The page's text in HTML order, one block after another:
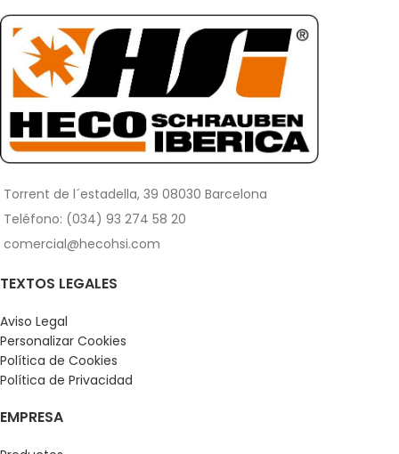
Torrent de l´estadella, 39 08030 Barcelona
Teléfono: (034) 93 274 58 20
comercial@hecohsi.com
TEXTOS LEGALES
Aviso Legal
Personalizar Cookies
Política de Cookies
Política de Privacidad
EMPRESA